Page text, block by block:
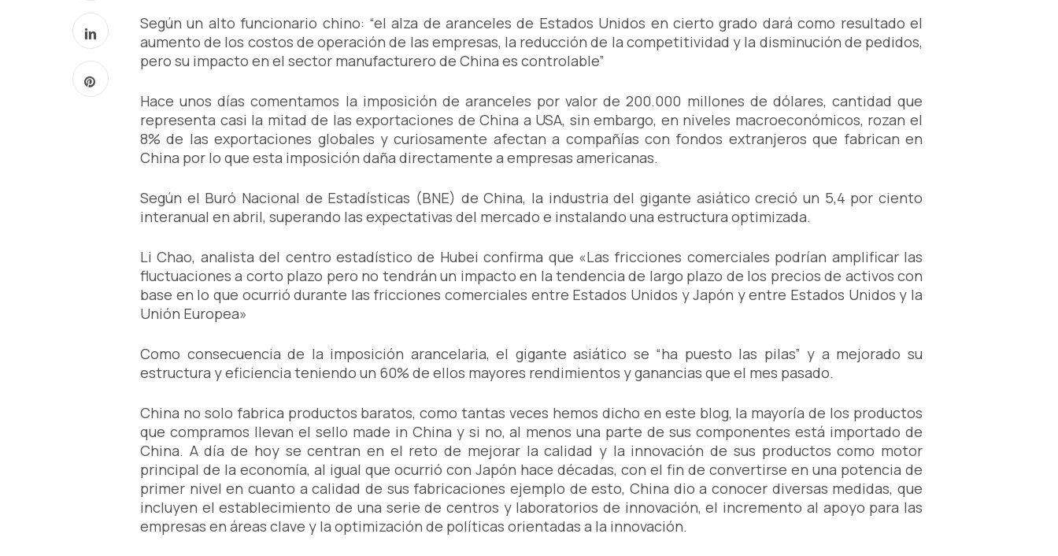
Según un alto funcionario chino: “el alza de aranceles de Estados Unidos en cierto grado dará como resultado el
aumento de los costos de operación de las empresas, la reducción de la competitividad y la disminución de pedidos,
pero su impacto en el sector manufacturero de China es controlable”
Hace unos días comentamos la imposición de aranceles por valor de 200.000 millones de dólares, cantidad que
representa casi la mitad de las exportaciones de China a USA, sin embargo, en niveles macroeconómicos, rozan el
8% de las exportaciones globales y curiosamente afectan a compañías con fondos extranjeros que fabrican en
China por lo que esta imposición daña directamente a empresas americanas.
Según el Buró Nacional de Estadísticas (BNE) de China, la industria del gigante asiático creció un 5,4 por ciento
interanual en abril, superando las expectativas del mercado e instalando una estructura optimizada.
Li Chao, analista del centro estadístico de Hubei confirma que «Las fricciones comerciales podrían amplificar las
fluctuaciones a corto plazo pero no tendrán un impacto en la tendencia de largo plazo de los precios de activos con
base en lo que ocurrió durante las fricciones comerciales entre Estados Unidos y Japón y entre Estados Unidos y la
Unión Europea»
Como consecuencia de la imposición arancelaria, el gigante asiático se “ha puesto las pilas” y a mejorado su
estructura y eficiencia teniendo un 60% de ellos mayores rendimientos y ganancias que el mes pasado.
China no solo fabrica productos baratos, como tantas veces hemos dicho en este blog, la mayoría de los productos
que compramos llevan el sello made in China y si no, al menos una parte de sus componentes está importado de
China. A día de hoy se centran en el reto de mejorar la calidad y la innovación de sus productos como motor
principal de la economía, al igual que ocurrió con Japón hace décadas, con el fin de convertirse en una potencia de
primer nivel en cuanto a calidad de sus fabricaciones ejemplo de esto, China dio a conocer diversas medidas, que
incluyen el establecimiento de una serie de centros y laboratorios de innovación, el incremento al apoyo para las
empresas en áreas clave y la optimización de políticas orientadas a la innovación.